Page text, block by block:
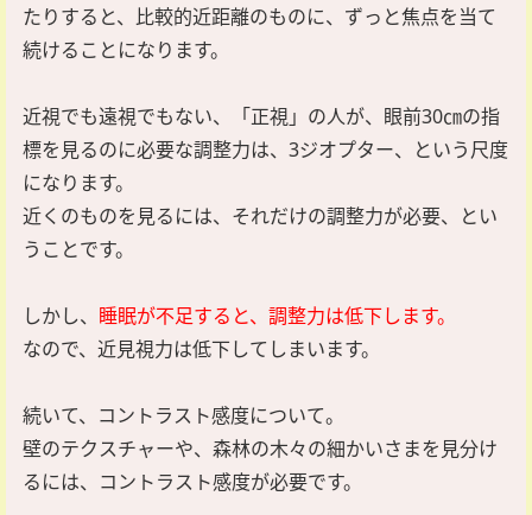
たりすると、比較的近距離のものに、ずっと焦点を当て
続けることになります。
近視でも遠視でもない、「正視」の人が、眼前30㎝の指
標を見るのに必要な調整力は、3ジオプター、という尺度
になります。
近くのものを見るには、それだけの調整力が必要、とい
うことです。
しかし、 睡眠が不足すると、調整力は低下します。
なので、近見視力は低下してしまいます。
続いて、コントラスト感度について。
壁のテクスチャーや、森林の木々の細かいさまを見分け
るには、コントラスト感度が必要です。